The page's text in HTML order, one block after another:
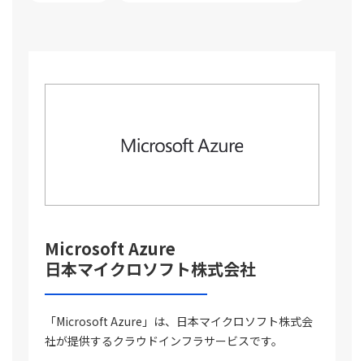
Microsoft Azure
日本マイクロソフト株式会社
「Microsoft Azure」は、日本マイクロソフト株式会
社が提供するクラウドインフラサービスです。